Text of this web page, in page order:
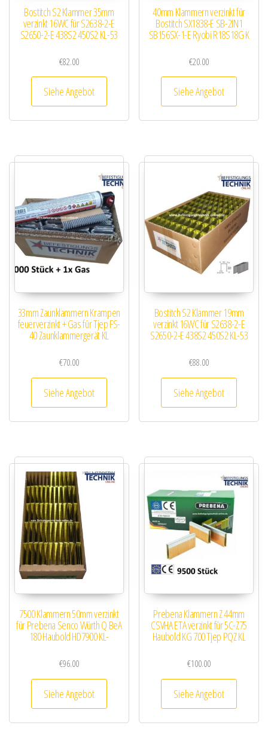
Bostitch S2 Klammer 35mm
verzinkt 16WC für S2638-2-E
S2650-2-E 438S2 450S2 KL-53
€82.00
Siehe Angebot
40mm Klammern verzinkt für
Bostitch SX1838-E SB-2IN1
SB156SX-1-E Ryobi R18S18G K
€20.00
Siehe Angebot
33mm Zaunklammern Krampen
feuerverzinkt + Gas für Tjep FS-
40 Zaunklammergerät KL
€70.00
Siehe Angebot
Bostitch S2 Klammer 19mm
verzinkt 16WC für S2638-2-E
S2650-2-E 438S2 450S2 KL-53
€88.00
Siehe Angebot
7500 Klammern 50mm verzinkt
für Prebena Senco Würth Q BeA
180 Haubold HD7900 KL-
€96.00
Siehe Angebot
Prebena Klammern Z 44mm
CSVHA ETA verzinkt für 5C-Z75
Haubold KG 700 Tjep PQZ KL
€100.00
Siehe Angebot